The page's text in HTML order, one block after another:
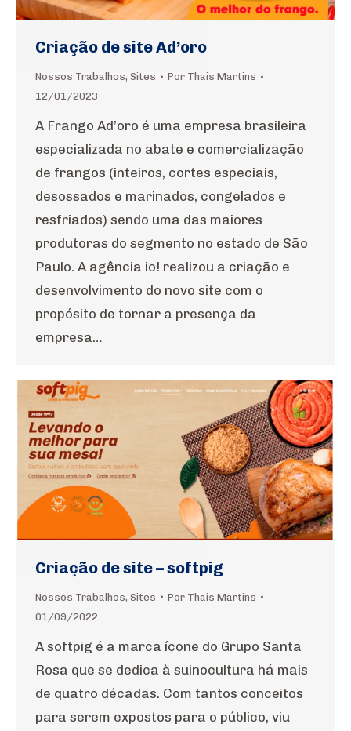
Criação de site Ad’oro
Nossos Trabalhos, Sites Por Thais Martins
12/01/2023
A Frango Ad’oro é uma empresa brasileira
especializada no abate e comercialização
de frangos (inteiros, cortes especiais,
desossados e marinados, congelados e
resfriados) sendo uma das maiores
produtoras do segmento no estado de São
Paulo. A agência io! realizou a criação e
desenvolvimento do novo site com o
propósito de tornar a presença da
empresa…
Criação de site – softpig
Nossos Trabalhos, Sites Por Thais Martins
01/09/2022
A softpig é a marca ícone do Grupo Santa
Rosa que se dedica à suinocultura há mais
de quatro décadas. Com tantos conceitos
para serem expostos para o público, viu